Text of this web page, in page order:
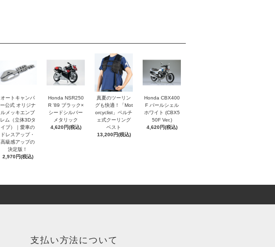
オートキャンパ
ー公式 オリジナ
ルメッキエンブ
レム（立体3Dタ
イプ）｜愛車の
ドレスアップ・
高級感アップの
決定版！
2,970円(税込)
Honda NSR250
R '89 ブラック×
シードシルバー
メタリック
4,620円(税込)
真夏のツーリン
グも快適！「Mot
orcyclist」ペルチ
ェ式クーリング
ベスト
13,200円(税込)
Honda CBX400
F パールシェル
ホワイト (CBX5
50F Ver.)
4,620円(税込)
支払い方法について